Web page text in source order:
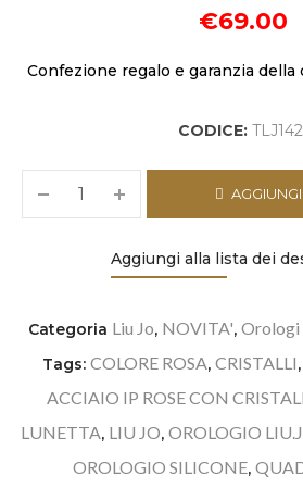
€69.00
Confezione regalo e garanzia
CODICE:
Aggiungi alla lista dei
Categoria Liu Jo, NOVITA', Orologi
Tags: COLORE ROSA, CRISTALLI,
ACCIAIO IP ROSE CON
LUNETTA, LIU JO, OROLOGIO
OROLOGIO SILICONE,